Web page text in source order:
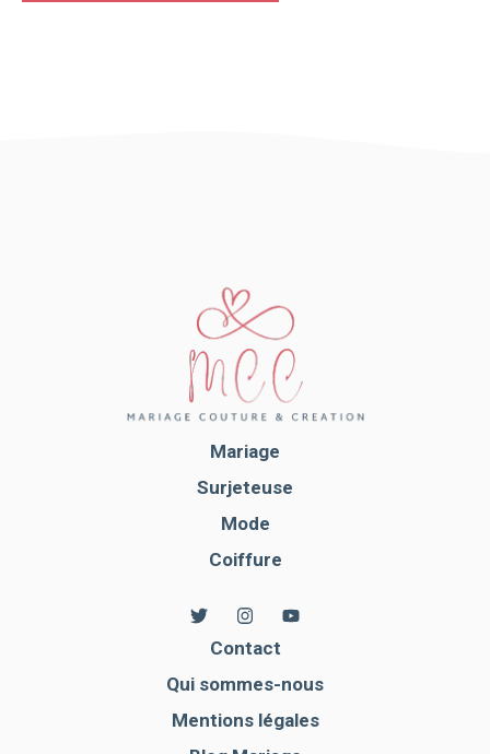
Mariage
Surjeteuse
Mode
Coiffure
Contact
Qui sommes-nous
Mentions légales